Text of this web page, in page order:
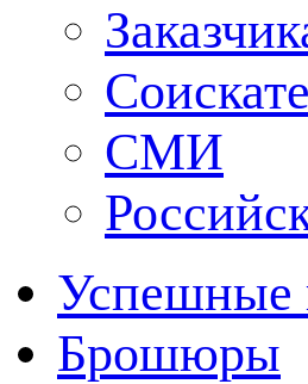
СМИ
Успешные
Брошюры